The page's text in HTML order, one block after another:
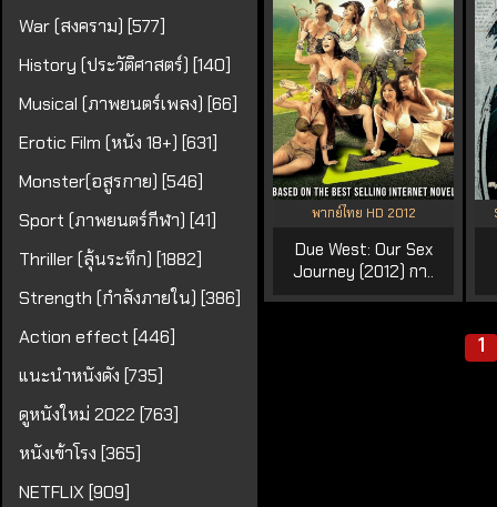
War (สงคราม) [577]
History (ประวัติศาสตร์) [140]
Musical (ภาพยนตร์เพลง) [66]
Erotic Film (หนัง 18+) [631]
Monster(อสูรกาย) [546]
Sport (ภาพยนตร์กีฬา) [41]
Thriller (ลุ้นระทึก) [1882]
Strength (กำลังภายใน) [386]
Action effect [446]
แนะนำหนังดัง [735]
ดูหนังใหม่ 2022 [763]
หนังเข้าโรง [365]
NETFLIX [909]
พากย์ไทย HD 2012
Due West: Our Sex
Journey (2012) กา..
1